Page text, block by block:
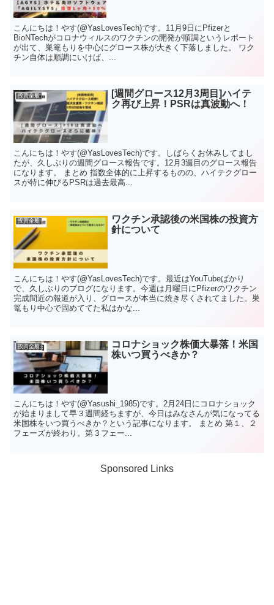
こんにちは！やす(@YasLovesTech)です。11月9日にPfizerと
BioNTechがコロナウィルスのワクチンの開発が順調というレポート
が出て、巣篭もりを中心にグロース株が大きく下落しました。 ワク
チン自体は順調にいけば、...
投資全般
[週間グロース12月3周目]ハイテ
ク再び上昇！PSRは真波動へ！
こんにちは！やす(@YasLovesTech)です。しばらくお休みしてまし
たが、久しぶりの週間グロース報告です。12月3週目のグロース報告
になります。 まとめ 指数全体的に上昇するものの、ハイテクグロー
スが特に伸びるPSRは過去最高...
投資全般
ワクチン承認後の米国株の投資方
針について
こんにちは！やす(@YasLovesTech)です。最近はYouTubeばかり
で、久しぶりのブログになります。今週は月曜日にPfizerのワクチン
完成間近の報道が入り、グロースが本当に焼き尽くされてました。巣
篭もり中心で固めててた私はかな...
投資全般
コロナショック株価大暴落！米国
株いつ買うべきか？
こんにちは！やす(@Yasushi_1985)です。2月24日にコロナショック
が始まりまして早３週間経ちますが、今日はみなさんが気になってる
米国株をいつ買うべきか？という記事になります。 まとめ 第１、２
フェーズが終わり。第３フェー...
Sponsored Links